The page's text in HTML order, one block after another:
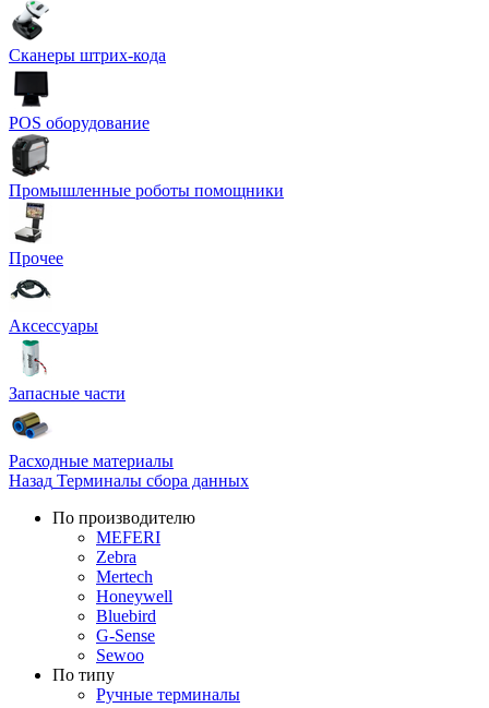
Сканеры штрих-кода
POS оборудование
Промышленные роботы помощники
Прочее
Аксессуары
Запасные части
Расходные материалы
Назад Терминалы сбора данных
По производителю
MEFERI
Zebra
Mertech
Honeywell
Bluebird
G-Sense
Sewoo
По типу
Ручные терминалы